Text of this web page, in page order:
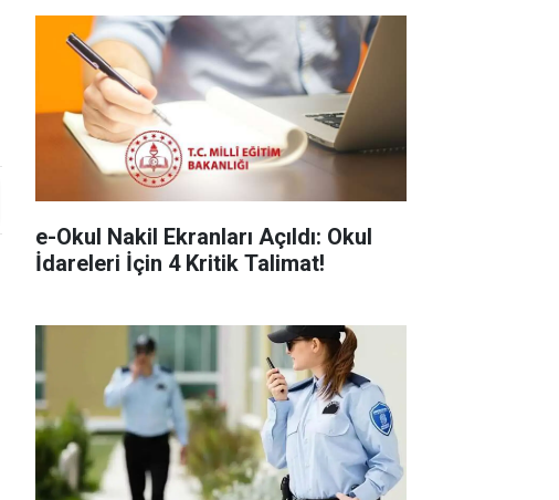
e-Okul Nakil Ekranları Açıldı: Okul
İdareleri İçin 4 Kritik Talimat!